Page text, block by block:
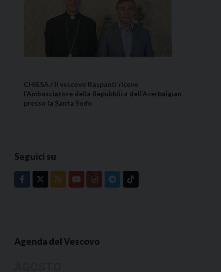
CHIESA / Il vescovo Raspanti riceve
l’Ambasciatore della Repubblica dell’Azerbaigian
presso la Santa Sede
Seguici su
Agenda del Vescovo